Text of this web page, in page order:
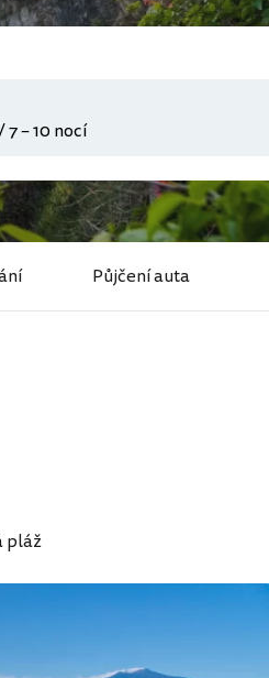
Půjčení auta
pláž